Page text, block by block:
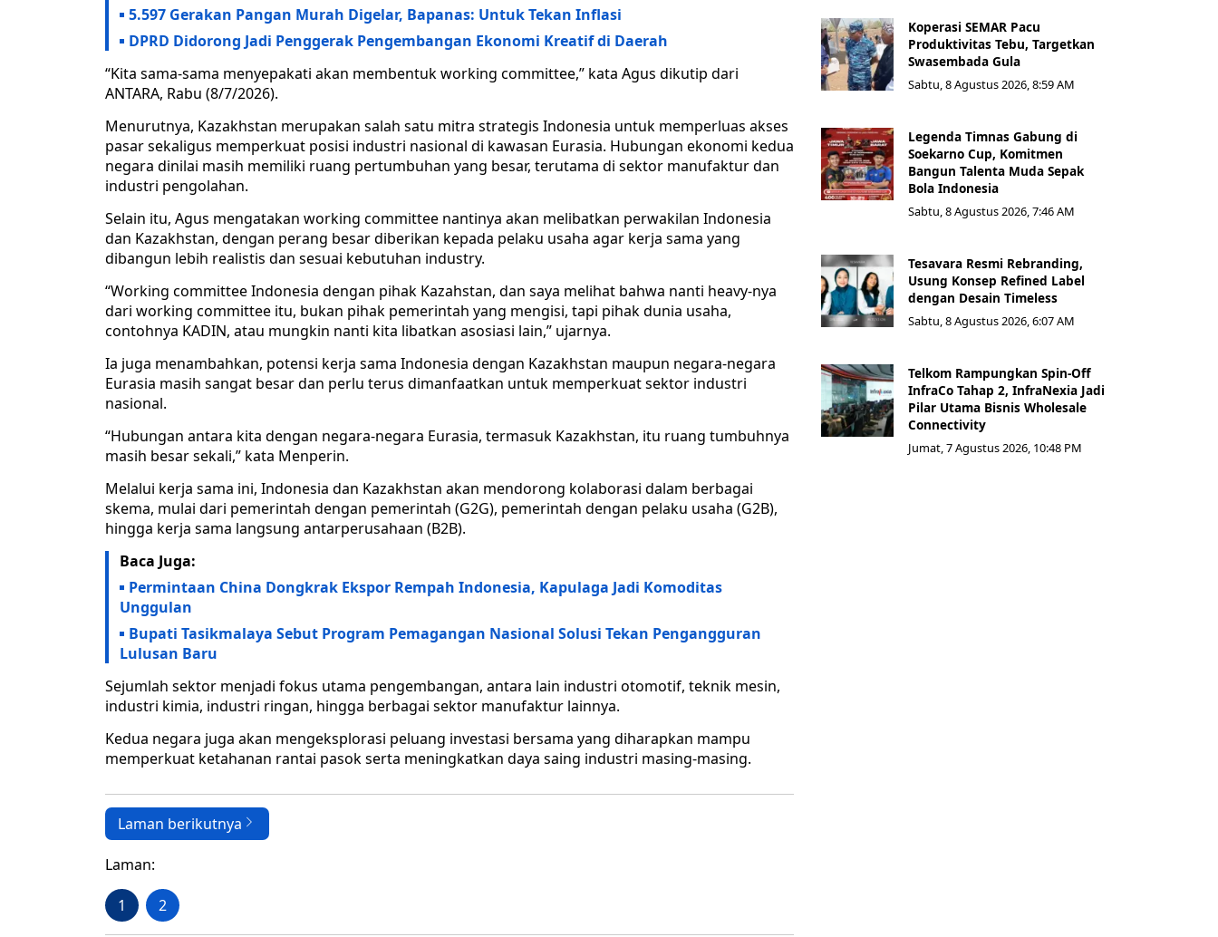
5.597 Gerakan Pangan Murah Digelar, Bapanas: Untuk Tekan Inflasi
DPRD Didorong Jadi Penggerak Pengembangan Ekonomi Kreatif di Daerah
“Kita sama-sama menyepakati akan membentuk working committee,” kata Agus dikutip dari
ANTARA, Rabu (8/7/2026).
Menurutnya, Kazakhstan merupakan salah satu mitra strategis Indonesia untuk memperluas akses
pasar sekaligus memperkuat posisi industri nasional di kawasan Eurasia. Hubungan ekonomi kedua
negara dinilai masih memiliki ruang pertumbuhan yang besar, terutama di sektor manufaktur dan
industri pengolahan.
Selain itu, Agus mengatakan working committee nantinya akan melibatkan perwakilan Indonesia
dan Kazakhstan, dengan perang besar diberikan kepada pelaku usaha agar kerja sama yang
dibangun lebih realistis dan sesuai kebutuhan industry.
“Working committee Indonesia dengan pihak Kazahstan, dan saya melihat bahwa nanti heavy-nya
dari working committee itu, bukan pihak pemerintah yang mengisi, tapi pihak dunia usaha,
contohnya KADIN, atau mungkin nanti kita libatkan asosiasi lain,” ujarnya.
Ia juga menambahkan, potensi kerja sama Indonesia dengan Kazakhstan maupun negara-negara
Eurasia masih sangat besar dan perlu terus dimanfaatkan untuk memperkuat sektor industri
nasional.
“Hubungan antara kita dengan negara-negara Eurasia, termasuk Kazakhstan, itu ruang tumbuhnya
masih besar sekali,” kata Menperin.
Melalui kerja sama ini, Indonesia dan Kazakhstan akan mendorong kolaborasi dalam berbagai
skema, mulai dari pemerintah dengan pemerintah (G2G), pemerintah dengan pelaku usaha (G2B),
hingga kerja sama langsung antarperusahaan (B2B).
Baca Juga:
Permintaan China Dongkrak Ekspor Rempah Indonesia, Kapulaga Jadi Komoditas
Unggulan
Bupati Tasikmalaya Sebut Program Pemagangan Nasional Solusi Tekan Pengangguran
Lulusan Baru
Sejumlah sektor menjadi fokus utama pengembangan, antara lain industri otomotif, teknik mesin,
industri kimia, industri ringan, hingga berbagai sektor manufaktur lainnya.
Kedua negara juga akan mengeksplorasi peluang investasi bersama yang diharapkan mampu
memperkuat ketahanan rantai pasok serta meningkatkan daya saing industri masing-masing.
Laman berikutnya
Laman:
1 2
Koperasi SEMAR Pacu
Produktivitas Tebu, Targetkan
Swasembada Gula
Sabtu, 8 Agustus 2026, 8:59 AM
Legenda Timnas Gabung di
Soekarno Cup, Komitmen
Bangun Talenta Muda Sepak
Bola Indonesia
Sabtu, 8 Agustus 2026, 7:46 AM
Tesavara Resmi Rebranding,
Usung Konsep Refined Label
dengan Desain Timeless
Sabtu, 8 Agustus 2026, 6:07 AM
Telkom Rampungkan Spin-Off
InfraCo Tahap 2, InfraNexia Jadi
Pilar Utama Bisnis Wholesale
Connectivity
Jumat, 7 Agustus 2026, 10:48 PM